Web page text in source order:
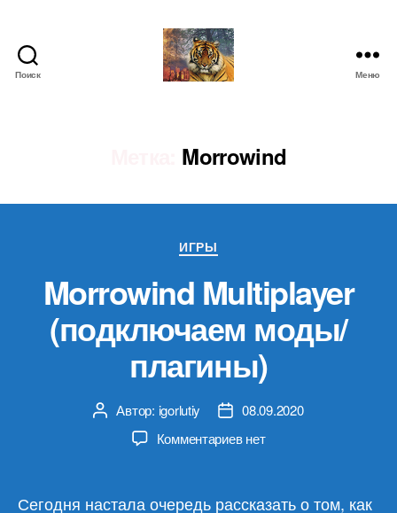
Поиск Меню
Morrowind
Рубрики
ИГРЫ
Morrowind Multiplayer
(подключаем моды/
плагины)
Автор
записи
Автор: igorlutiy
Дата08.09.2020
Комментариевк
нет
Сегодня настала очередь рассказать о том, как